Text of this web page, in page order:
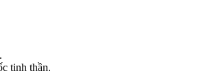
tinh thần.